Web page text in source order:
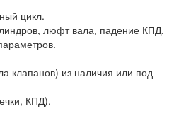
цикл.
люфт вала, падение КПД.
клапанов) из наличия или под
КПД).